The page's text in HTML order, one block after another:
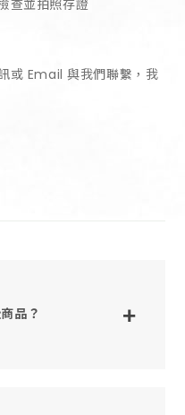
查並拍照存證
或 Email 與我們聯繫，我
品？